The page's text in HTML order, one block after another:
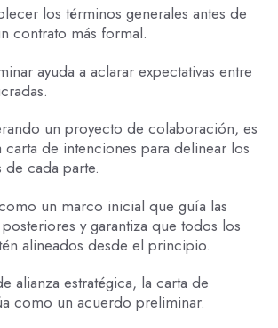
los términos generales antes de
contrato más formal.
ayuda a aclarar expectativas entre
un proyecto de colaboración, es
carta de intenciones para delinear los
cada parte.
un marco inicial que guía las
y garantiza que todos los
alineados desde el principio.
alianza estratégica, la carta de
como un acuerdo preliminar.